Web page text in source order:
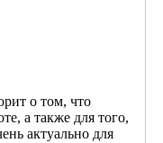
о том, что
а также для того,
актуально для